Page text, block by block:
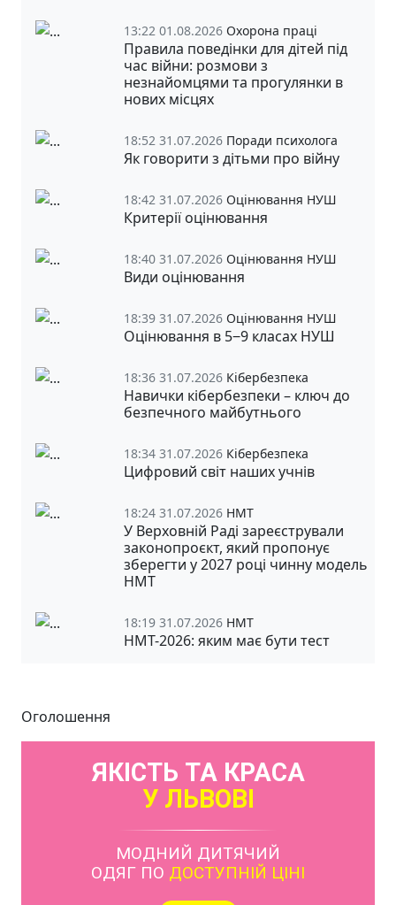
13:22 01.08.2026 Охорона праці
Правила поведінки для дітей під
час війни: розмови з
незнайомцями та прогулянки в
нових місцях
18:52 31.07.2026 Поради психолога
Як говорити з дітьми про війну
18:42 31.07.2026 Оцінювання НУШ
Критерії оцінювання
18:40 31.07.2026 Оцінювання НУШ
Види оцінювання
18:39 31.07.2026 Оцінювання НУШ
Оцінювання в 5‒9 класах НУШ
18:36 31.07.2026 Кібербезпека
Навички кібербезпеки – ключ до
безпечного майбутнього
18:34 31.07.2026 Кібербезпека
Цифровий світ наших учнів
18:24 31.07.2026 НМТ
У Верховній Раді зареєстрували
законопроєкт, який пропонує
зберегти у 2027 році чинну модель
НМТ
18:19 31.07.2026 НМТ
НМТ-2026: яким має бути тест
Оголошення